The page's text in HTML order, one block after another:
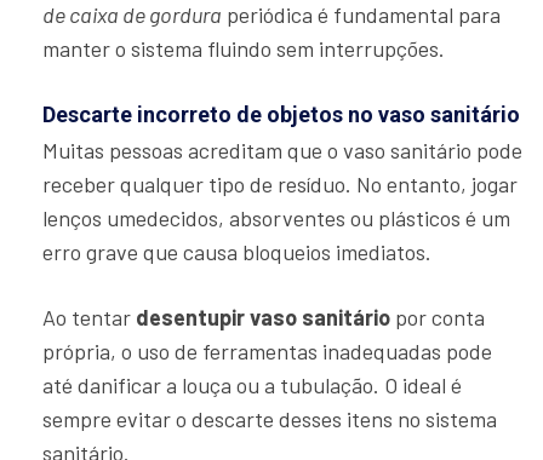
de caixa de gordura periódica é fundamental para
manter o sistema fluindo sem interrupções.
Descarte incorreto de objetos no vaso sanitário
Muitas pessoas acreditam que o vaso sanitário pode
receber qualquer tipo de resíduo. No entanto, jogar
lenços umedecidos, absorventes ou plásticos é um
erro grave que causa bloqueios imediatos.
Ao tentar desentupir vaso sanitário por conta
própria, o uso de ferramentas inadequadas pode
até danificar a louça ou a tubulação. O ideal é
sempre evitar o descarte desses itens no sistema
sanitário.